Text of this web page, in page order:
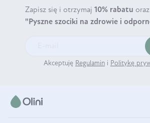
Zapisz się i otrzymaj 10% rabatu
"Pyszne szociki na zdrowie i
Akceptuję Regulamin i Politykę